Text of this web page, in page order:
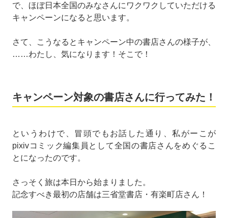
で、ほぼ日本全国のみなさんにワクワクしていただける
キャンペーンになると思います。
さて、こうなるとキャンペーン中の書店さんの様子が、
……わたし、気になります！そこで！
キャンペーン対象の書店さんに行ってみた！
というわけで、冒頭でもお話した通り、私がーこが
pixivコミック編集員として全国の書店さんをめぐるこ
とになったのです。
さっそく旅は本日から始まりました。
記念すべき最初の店舗は三省堂書店・有楽町店さん！